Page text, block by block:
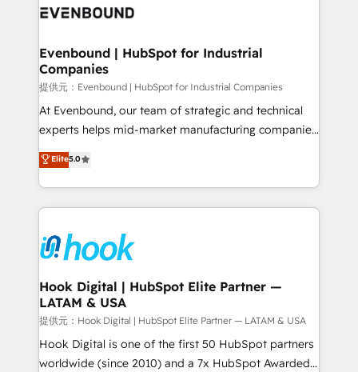
to accompany companies on their digital
Data & Content 📈 Sales & Marketing Alignment +
Agent Creation 🔄 Custom Integrations & Data
Migration Why 1406 We become part of your team.
Your team learns while we build. We fix what others
broke. Built for mid-market reality—practical
solutions that work with your actual headcount and
HubSpot partners 🔄 Top 5% globally in client
retention 📅 8+ years of consistent results since 2017
move beyond spreadsheets into unified systems
that drive real business results.
Evenbound | HubSpot for Industrial
Companies
提供元：Evenbound | HubSpot for Industrial Companies
At Evenbound, our team of strategic and technical
experts helps mid-market manufacturing companies
achieve real growth. We specialize in delivering
tailored solutions that drive results by leveraging
HubSpot’s platform and data to fuel success.
Technical Solutions: - HubSpot Technical Consulting -
Onboarding - Data Migration & Integrations -
Technical Audit & Optimization Strategic Solutions: -
Revenue Operations - Inbound Marketing -
Outbound Marketing - HubSpot CMS Website
Design & Development We empower our clients to
reach their full potential by providing transparent,
relationship-driven support. With over 300 HubSpot
Elite5.0
Hook Digital | HubSpot Elite Partner —
LATAM & USA
提供元：Hook Digital | HubSpot Elite Partner — LATAM & USA
Hook Digital is one of the first 50 HubSpot partners
worldwide (since 2010) and a 7x HubSpot Awarded